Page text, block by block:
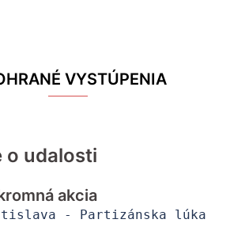
VYSTÚPENIA
o udalosti
akcia
- Partizánska lúka